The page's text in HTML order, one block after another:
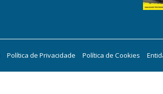
Política de Privacidade Política de Cookies